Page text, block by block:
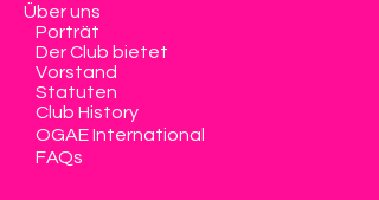
Über uns
Porträt
Der Club bietet
Vorstand
Statuten
Club History
OGAE International
FAQs